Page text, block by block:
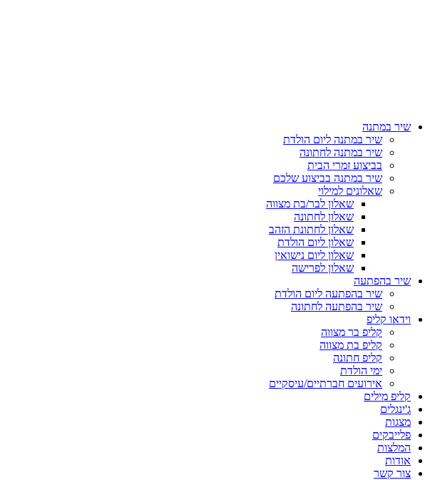
שיר במתנה
שיר במתנה ליום הולדת
שיר במתנה לחתונה
בביצוע זמרי הבית
שיר במתנה בביצוע שלכם
שאלונים למילוי
שאלון לבר/בת מצווה
שאלון לחתונה
שאלון לחתונת הזהב
שאלון ליום הולדת
שאלון ליום נישואין
שאלון לפרישה
שיר בהפתעה
שיר בהפתעה ליום הולדת
שיר בהפתעה לחתונה
וידאו קליפ
קליפ בר מצווה
קליפ בת מצווה
קליפ חתונה
ימי הולדת
אירועים חברתיים/עיסקיים
קליפ מילים
ג'ינגלים
מצגות
פלייבקים
המלצות
אודות
צור קשר